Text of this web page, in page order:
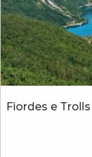
Fiordes e Trolls